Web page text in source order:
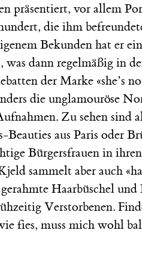
präsentiert, vor allem
die ihm
Bekunden hat er ein
dann regelmäßig in
der Marke «she’s
die unglamouröse
Zu sehen sind
aus Paris oder
Bürgersfrauen in
sammelt aber auch
Haarbüschel
Verstorbenen.
fies, muss mich wohl